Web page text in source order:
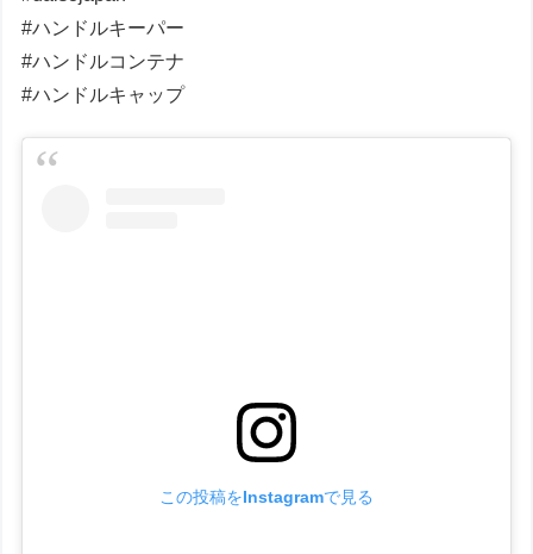
#ハンドルキーパー
#ハンドルコンテナ
#ハンドルキャップ
この投稿をInstagramで見る